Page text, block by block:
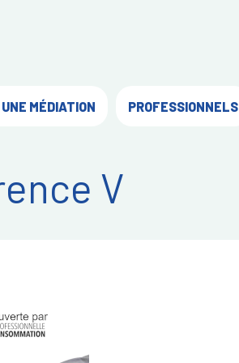
MÉDIATION PROFESSIONNELS
V